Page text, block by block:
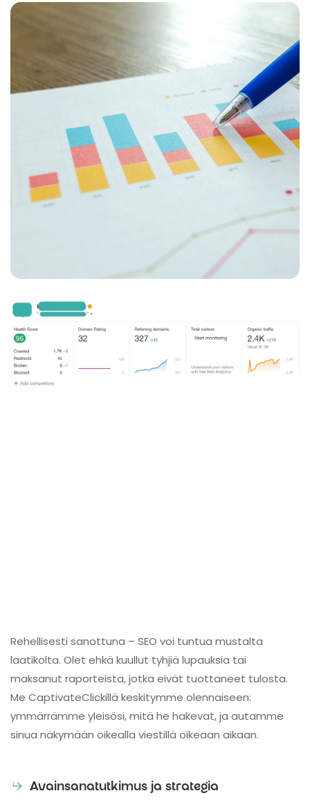
Rehellisesti sanottuna – SEO voi tuntua mustalta
laatikolta. Olet ehkä kuullut tyhjiä lupauksia tai
maksanut raporteista, jotka eivät tuottaneet tulosta.
Me CaptivateClickillä keskitymme olennaiseen:
ymmärrämme yleisösi, mitä he hakevat, ja autamme
sinua näkymään oikealla viestillä oikeaan aikaan.
Avainsanatutkimus ja strategia